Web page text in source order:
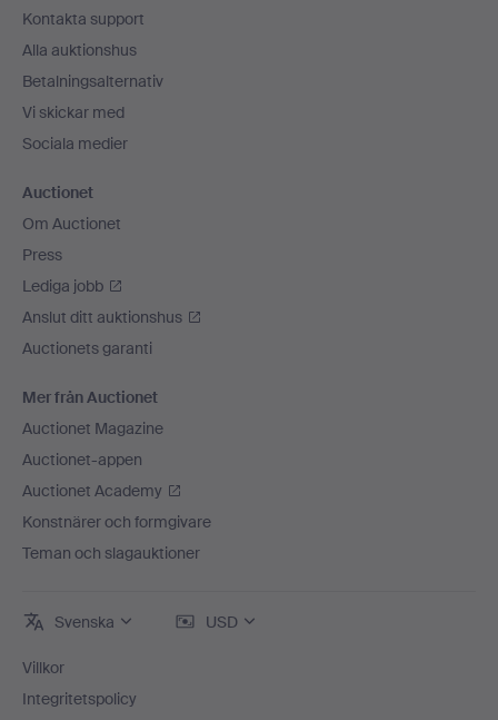
Kontakta support
Alla auktionshus
Betalningsalternativ
Vi skickar med
Sociala medier
Auctionet
Om Auctionet
Press
Lediga jobb
Anslut ditt auktionshus
Auctionets garanti
Mer från Auctionet
Auctionet Magazine
Auctionet-appen
Auctionet Academy
Konstnärer och formgivare
Teman och slagauktioner
Svenska USD
Villkor
Integritetspolicy